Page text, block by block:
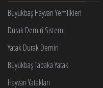
Büyükbaş Hayvan Yemlikleri
Durak Demiri Sistemi
Yatak Durak Demiri
Büyükbaş Tabaka Yatak
Hayvan Yatakları